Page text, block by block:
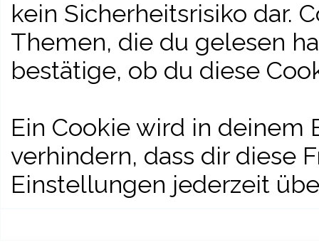
kein Sicherheitsrisiko dar.
Themen, die du gelesen
bestätige, ob du diese
Ein Cookie wird in deinem
verhindern, dass dir diese
Einstellungen jederzeit